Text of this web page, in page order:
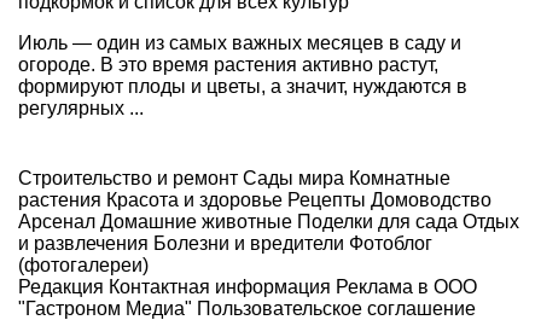
Июль — один из самых важных месяцев в саду и
огороде. В это время растения активно растут,
формируют плоды и цветы, а значит, нуждаются в
регулярных ...
Строительство и ремонт Сады мира Комнатные
растения Красота и здоровье Рецепты Домоводство
Арсенал Домашние животные Поделки для сада Отдых
и развлечения Болезни и вредители Фотоблог
(фотогалереи)
Редакция Контактная информация Реклама в ООО
"Гастроном Медиа" Пользовательское соглашение